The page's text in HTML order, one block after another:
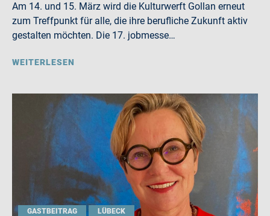
Am 14. und 15. März wird die Kulturwerft Gollan erneut
zum Treffpunkt für alle, die ihre berufliche Zukunft aktiv
gestalten möchten. Die 17. jobmesse…
WEITERLESEN
GASTBEITRAG LÜBECK